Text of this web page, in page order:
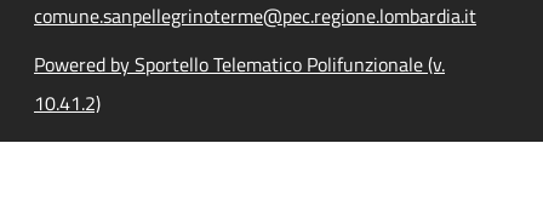
comune.sanpellegrinoterme@pec.regione.lombardia.it
Powered by Sportello Telematico Polifunzionale (v.
10.41.2)